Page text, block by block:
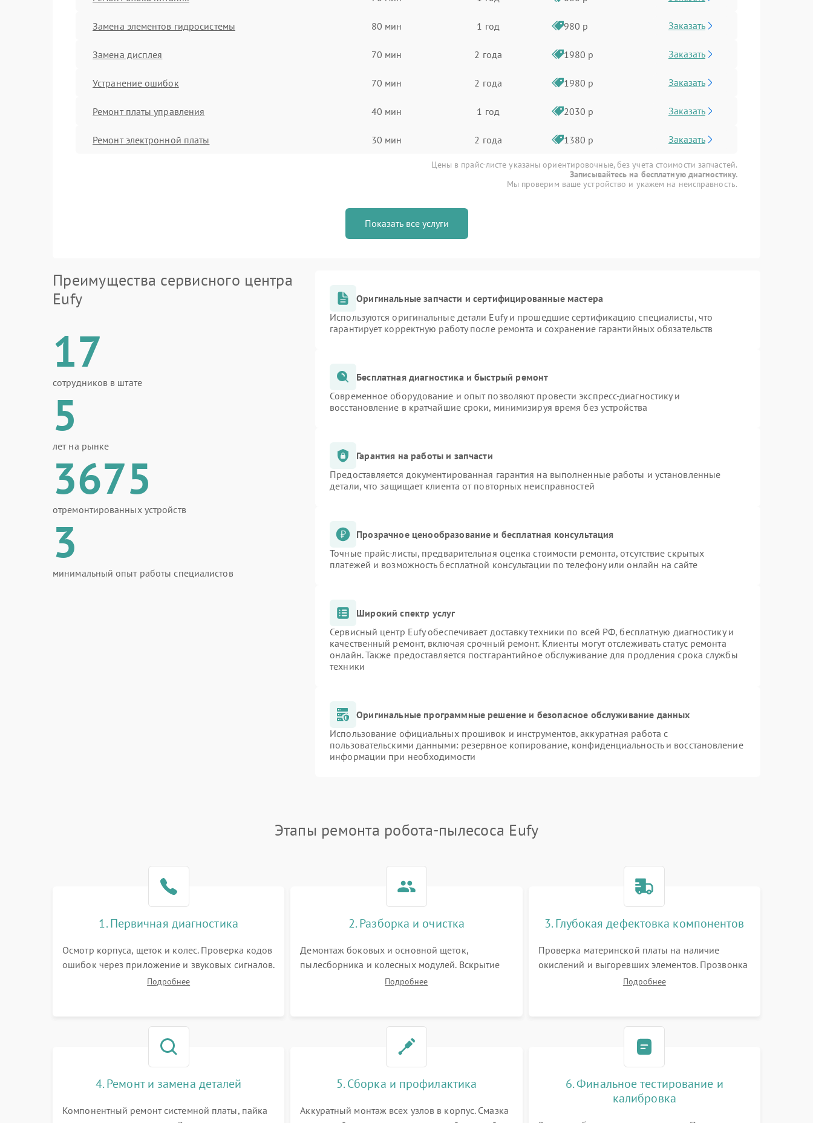
Замена элементов гидросистемы 80 мин 1 год 980 р Заказать
Замена дисплея 70 мин 2 года 1980 р Заказать
Устранение ошибок 70 мин 2 года 1980 р Заказать
Ремонт платы управления 40 мин 1 год 2030 р Заказать
Ремонт электронной платы 30 мин 2 года 1380 р Заказать
Цены в прайс-листе указаны ориентировочные, без учета стоимости запчастей.
Записывайтесь на бесплатную диагностику.
Мы проверим ваше устройство и укажем на неисправность.
Показать все услуги
Преимущества сервисного центра
Eufy
17
сотрудников в штате
5
лет на рынке
3675
отремонтированных устройств
3
минимальный опыт работы специалистов
Оригинальные запчасти и сертифицированные мастера
Используются оригинальные детали Eufy и прошедшие сертификацию специалисты, что
гарантирует корректную работу после ремонта и сохранение гарантийных обязательств
Бесплатная диагностика и быстрый ремонт
Современное оборудование и опыт позволяют провести экспресс-диагностику и
восстановление в кратчайшие сроки, минимизируя время без устройства
Гарантия на работы и запчасти
Предоставляется документированная гарантия на выполненные работы и установленные
детали, что защищает клиента от повторных неисправностей
Прозрачное ценообразование и бесплатная консультация
Точные прайс-листы, предварительная оценка стоимости ремонта, отсутствие скрытых
платежей и возможность бесплатной консультации по телефону или онлайн на сайте
Широкий спектр услуг
Сервисный центр Eufy обеспечивает доставку техники по всей РФ, бесплатную диагностику и
качественный ремонт, включая срочный ремонт. Клиенты могут отслеживать статус ремонта
онлайн. Также предоставляется постгарантийное обслуживание для продления срока службы
техники
Оригинальные программные решение и безопасное обслуживание данных
Использование официальных прошивок и инструментов, аккуратная работа с
пользовательскими данными: резервное копирование, конфиденциальность и восстановление
информации при необходимости
Этапы ремонта робота-пылесоса Eufy
1. Первичная диагностика
Осмотр корпуса, щеток и колес. Проверка кодов
ошибок через приложение и звуковых сигналов.
Замер емкости аккумулятора и тестирование
Подробнее
2. Разборка и очистка
Демонтаж боковых и основной щеток,
пылесборника и колесных модулей. Вскрытие
корпуса робота. Тщательная очистка внутренних
Подробнее
3. Глубокая дефектовка компонентов
Проверка материнской платы на наличие
окислений и выгоревших элементов. Прозвонка
цепей питания, тестирование приводных
Подробнее
4. Ремонт и замена деталей
Компонентный ремонт системной платы, пайка
5. Сборка и профилактика
Аккуратный монтаж всех узлов в корпус. Смазка
6. Финальное тестирование и
калибровка